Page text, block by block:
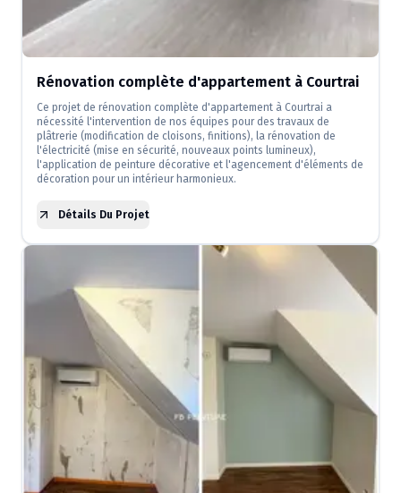
Rénovation complète d'appartement à Courtrai
Ce projet de rénovation complète d'appartement à Courtrai a
nécessité l'intervention de nos équipes pour des travaux de
plâtrerie (modification de cloisons, finitions), la rénovation de
l'électricité (mise en sécurité, nouveaux points lumineux),
l'application de peinture décorative et l'agencement d'éléments de
décoration pour un intérieur harmonieux.
Détails Du Projet